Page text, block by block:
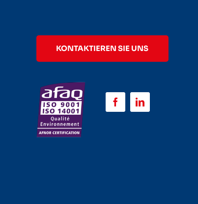
KONTAKTIEREN SIE UNS